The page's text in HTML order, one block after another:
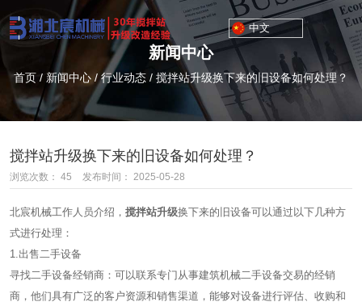
中文
新闻中心
首页 / 新闻中心 /行业动态 / 搅拌站升级换下来的旧设备如何处理？
搅拌站升级换下来的旧设备如何处理？
浏览次数： 45 发布时间： 2025-05-28
北宸机械工作人员介绍， 搅拌站升级换下来的旧设备可以通过以下几种方
式进行处理：
1.出售二手设备
寻找二手设备经销商：可以联系专门从事建筑机械二手设备交易的经销
商，他们具有广泛的客户资源和销售渠道，能够对设备进行评估、收购和